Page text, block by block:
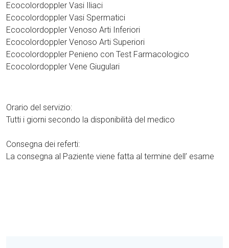
Ecocolordoppler Vasi Iliaci
Ecocolordoppler Vasi Spermatici
Ecocolordoppler Venoso Arti Inferiori
Ecocolordoppler Venoso Arti Superiori
Ecocolordoppler Penieno con Test Farmacologico
Ecocolordoppler Vene Giugulari
Orario del servizio:
Tutti i giorni secondo la disponibilità del medico
Consegna dei referti:
La consegna al Paziente viene fatta al termine dell’ esame